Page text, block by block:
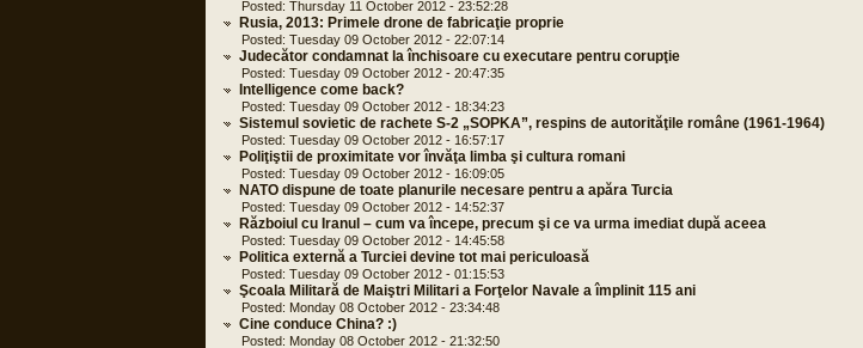
Posted: Thursday 11 October 2012 - 23:52:28
Rusia, 2013: Primele drone de fabricaţie proprie
Posted: Tuesday 09 October 2012 - 22:07:14
Judecător condamnat la închisoare cu executare pentru corupţie
Posted: Tuesday 09 October 2012 - 20:47:35
Intelligence come back?
Posted: Tuesday 09 October 2012 - 18:34:23
Sistemul sovietic de rachete S-2 „SOPKA”, respins de autorităţile române (1961-1964)
Posted: Tuesday 09 October 2012 - 16:57:17
Poliţiştii de proximitate vor învăţa limba şi cultura romani
Posted: Tuesday 09 October 2012 - 16:09:05
NATO dispune de toate planurile necesare pentru a apăra Turcia
Posted: Tuesday 09 October 2012 - 14:52:37
Războiul cu Iranul – cum va începe, precum şi ce va urma imediat după aceea
Posted: Tuesday 09 October 2012 - 14:45:58
Politica externă a Turciei devine tot mai periculoasă
Posted: Tuesday 09 October 2012 - 01:15:53
Şcoala Militară de Maiştri Militari a Forţelor Navale a împlinit 115 ani
Posted: Monday 08 October 2012 - 23:34:48
Cine conduce China? :)
Posted: Monday 08 October 2012 - 21:32:50